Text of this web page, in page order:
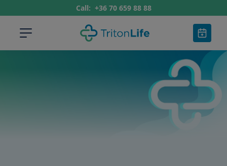
Call: +36 70 659 88 88